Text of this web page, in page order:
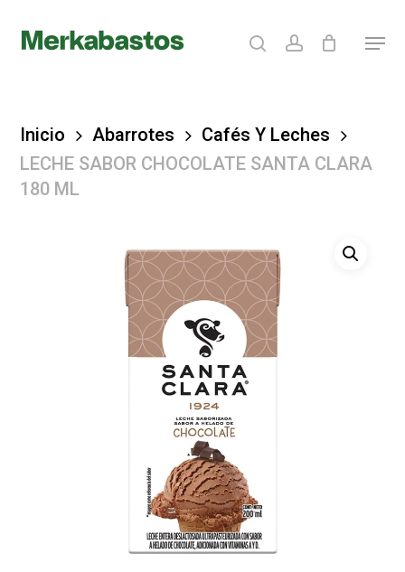
searchaccount Menu
Inicio Abarrotes
Cafés Y Leches
LECHE SABOR CHOCOLATE SANTA CLARA
180 ML
Close